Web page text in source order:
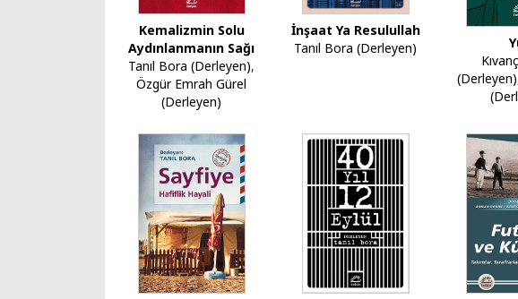
Kemalizmin Solu
Aydınlanmanın Sağı
Tanıl Bora (Derleyen),
Özgür Emrah Gürel
(Derleyen)
İnşaat Ya Resulullah
Tanıl Bora (Derleyen)
(Derleyen)